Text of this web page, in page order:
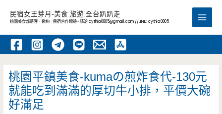
內
民宿女王芽月-美食.旅遊.全台趴趴走
桃園美食部落客，邀約 -民宿合作體驗~ 請洽cythia0805@gmail.com //LINE: cythia0805
Main
桃園平鎮美食-kumaの煎炸食代-130元
就能吃到滿滿的厚切牛小排，平價大碗
好滿足